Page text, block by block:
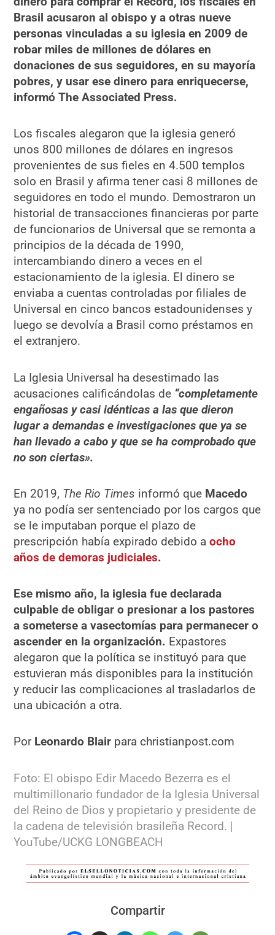
Brasil acusaron al obispo y a otras nueve
personas vinculadas a su iglesia en 2009 de
robar miles de millones de dólares en
donaciones de sus seguidores, en su mayoría
pobres, y usar ese dinero para enriquecerse,
informó The Associated Press.
Los fiscales alegaron que la iglesia generó
unos 800 millones de dólares en ingresos
provenientes de sus fieles en 4.500 templos
solo en Brasil y afirma tener casi 8 millones de
seguidores en todo el mundo. Demostraron un
historial de transacciones financieras por parte
de funcionarios de Universal que se remonta a
principios de la década de 1990,
intercambiando dinero a veces en el
estacionamiento de la iglesia. El dinero se
enviaba a cuentas controladas por filiales de
Universal en cinco bancos estadounidenses y
luego se devolvía a Brasil como préstamos en
el extranjero.
La Iglesia Universal ha desestimado las
acusaciones calificándolas de “completamente
engañosas y casi idénticas a las que dieron
lugar a demandas e investigaciones que ya se
han llevado a cabo y que se ha comprobado que
no son ciertas».
En 2019, The Rio Times informó que Macedo
ya no podía ser sentenciado por los cargos que
se le imputaban porque el plazo de
prescripción había expirado debido aocho
años de demoras judiciales.
Ese mismo año, la iglesia fue declarada
culpable de obligar o presionar a los pastores
a someterse a vasectomías para permanecer o
ascender en la organización. Expastores
alegaron que la política se instituyó para que
estuvieran más disponibles para la institución
y reducir las complicaciones al trasladarlos de
una ubicación a otra.
Por Leonardo Blair para christianpost.com
Foto: El obispo Edir Macedo Bezerra es el
multimillonario fundador de la Iglesia Universal
del Reino de Dios y propietario y presidente de
la cadena de televisión brasileña Record. |
YouTube/UCKG LONGBEACH
Compartir